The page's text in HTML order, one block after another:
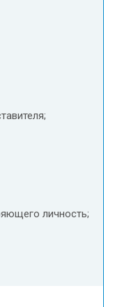
личность;